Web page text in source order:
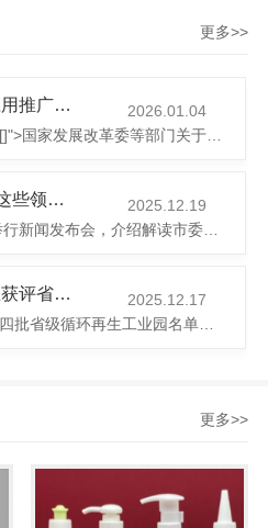
更多>>
关于印发《再生材料应用推广行动方案》的通知(发改环资〔2025〕1681号)
2026.01.04
打造产业“五城”，许昌这些领域将迎来大发展！
2025.12.19
喜讯！鄢陵县首家园区获评省级循环再生工业园
2025.12.17
更多>>